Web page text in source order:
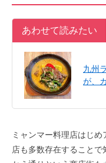
あわせて読みたい
九州
が、
ミャンマー料理店はじ
店も多数存在すること